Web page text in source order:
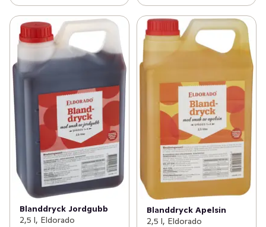
Blanddryck Jordgubb
2,5 l, Eldorado
Blanddryck Apelsin
2,5 l, Eldorado